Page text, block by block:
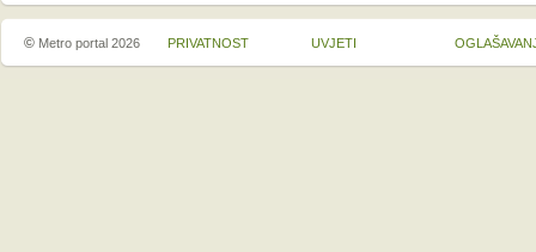
© Metro portal 2026 PRIVATNOST UVJETI